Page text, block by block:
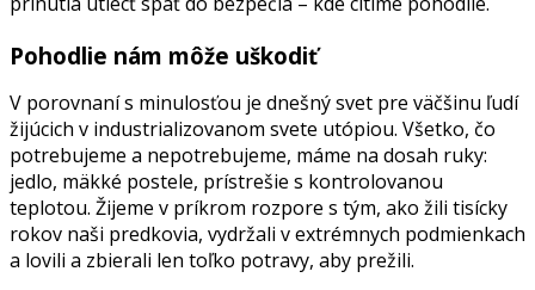
Pohodlie nám môže uškodiť
V porovnaní s minulosťou je dnešný svet pre väčšinu ľudí
žijúcich v industrializovanom svete utópiou. Všetko, čo
potrebujeme a nepotrebujeme, máme na dosah ruky:
jedlo, mäkké postele, prístrešie s kontrolovanou
teplotou. Žijeme v príkrom rozpore s tým, ako žili tisícky
rokov naši predkovia, vydržali v extrémnych podmienkach
a lovili a zbierali len toľko potravy, aby prežili.